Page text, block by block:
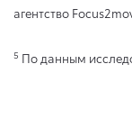
агентство
5 По данным